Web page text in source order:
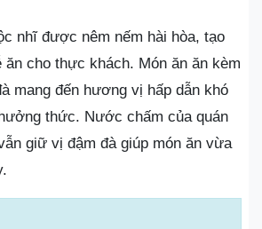
nhĩ được nêm nếm hài hòa, tạo
ăn cho thực khách. Món ăn ăn kèm
mang đến hương vị hấp dẫn khó
thức. Nước chấm của quán
giữ vị đậm đà giúp món ăn vừa